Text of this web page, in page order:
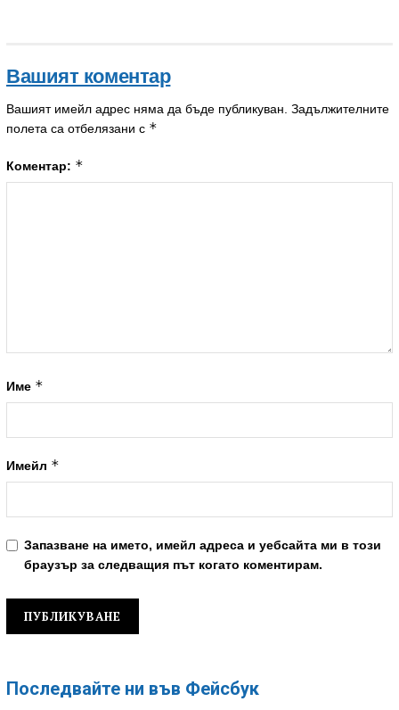
Вашият коментар
Вашият имейл адрес няма да бъде публикуван. Задължителните
полета са отбелязани с *
Коментар: *
Име *
Имейл *
Запазване на името, имейл адреса и уебсайта ми в този
браузър за следващия път когато коментирам.
Последвайте ни във Фейсбук